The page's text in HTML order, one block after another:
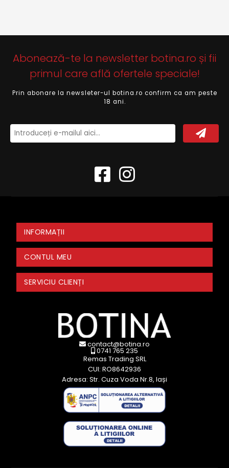
Abonează-te la newsletter botina.ro și fii
primul care află ofertele speciale!
Prin abonare la newsleter-ul botina.ro confirm ca am peste
18 ani.
INFORMAȚII
CONTUL MEU
SERVICIU CLIENȚI
contact@botina.ro
0741 765 235
Remas Trading SRL
CUI: RO8642936
Adresa: Str. Cuza Voda Nr.8, Iași